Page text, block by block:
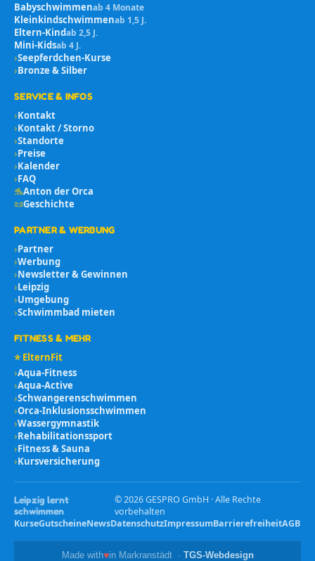
Babyschwimmenab 4 Monate
Kleinkindschwimmenab 1,5 J.
Eltern-Kindab 2,5 J.
Mini-Kidsab 4 J.
›Seepferdchen-Kurse
›Bronze & Silber
SERVICE & INFOS
›Kontakt
›Kontakt / Storno
›Standorte
›Preise
›Kalender
›FAQ
🐬Anton der Orca
📜Geschichte
PARTNER & WERBUNG
›Partner
›Werbung
›Newsletter & Gewinnen
›Leipzig
›Umgebung
›Schwimmbad mieten
FITNESS & MEHR
⭐ ElternFit
›Aqua-Fitness
›Aqua-Active
›Schwangerenschwimmen
›Orca-Inklusionsschwimmen
›Wassergymnastik
›Rehabilitationssport
›Fitness & Sauna
›Kursversicherung
Leipzig lernt
schwimmen
©2026GESPRO GmbH · Alle Rechte
vorbehalten
KurseGutscheineNewsDatenschutzImpressumBarrierefreiheitAGB
Made with♥in Markranstädt · TGS-Webdesign